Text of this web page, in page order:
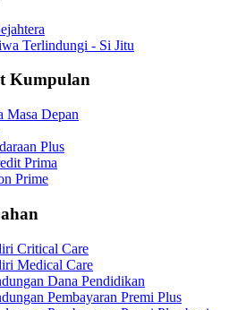
Terlindungi - Si Jitu
Kumpulan
Masa Depan
Plus
Prima
Prime
Critical Care
Medical Care
Dana Pendidikan
Pembayaran Premi Plus